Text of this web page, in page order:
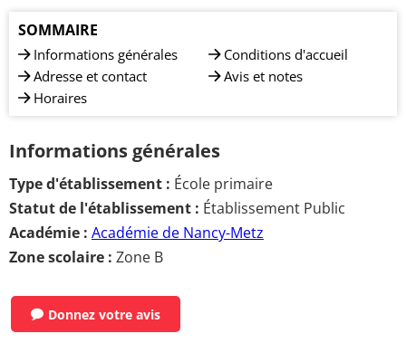
SOMMAIRE
Informations générales
Adresse et contact
Horaires
Conditions d'accueil
Avis et notes
Informations générales
Type d'établissement : École primaire
Statut de l'établissement : Établissement Public
Académie : Académie de Nancy-Metz
Zone scolaire : Zone B
Donnez votre avis